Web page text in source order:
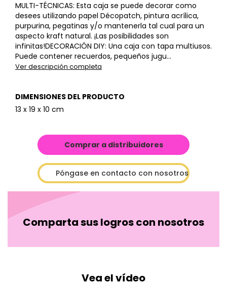
MULTI-TÉCNICAS: Esta caja se puede decorar como
desees utilizando papel Décopatch, pintura acrílica,
purpurina, pegatinas y/o mantenerla tal cual para un
aspecto kraft natural. ¡Las posibilidades son
infinitas!DECORACIÓN DIY: Una caja con tapa multiusos.
Puede contener recuerdos, pequeños jugu...
Ver descripción completa
DIMENSIONES DEL PRODUCTO
13 x 19 x 10 cm
Comprar a distribuidores
Póngase en contacto con nosotros
Comparta sus logros con nosotros
Vea el vídeo